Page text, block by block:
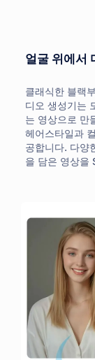
얼굴 위에서
클래식한 블랙
디오 생성기는
는 영상으로 만
헤어스타일과
공합니다. 다양
을 담은 영상을